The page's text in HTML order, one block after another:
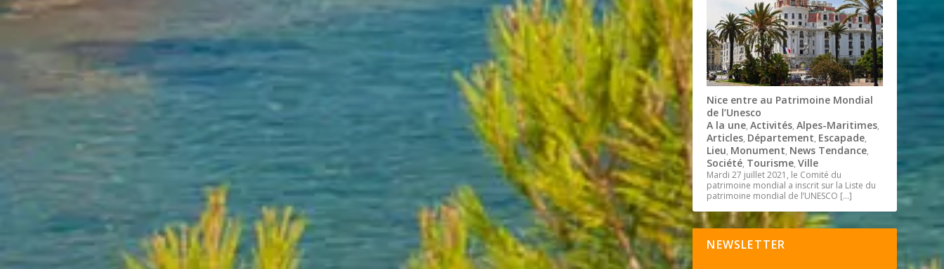
Nice entre au Patrimoine Mondial
de l’Unesco
A la une,Activités,Alpes-Maritimes,
Articles, Département, Escapade,
Lieu, Monument, News Tendance,
Société, Tourisme,Ville
Mardi 27 juillet 2021, le Comité du
patrimoine mondial a inscrit sur la Liste du
patrimoine mondial de l’UNESCO […]
NEWSLETTER